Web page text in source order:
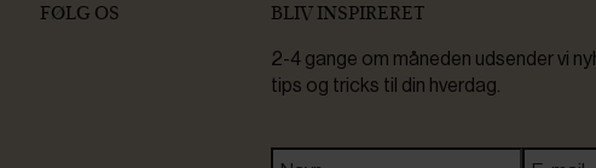
FØLG OS BLIV INSPIRERET
2-4 gange om måneden udsender vi
tips og tricks til din hverdag.